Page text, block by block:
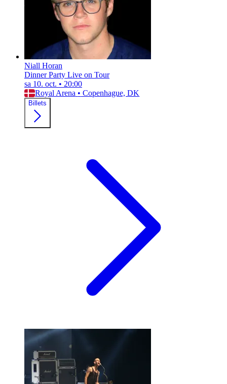
Niall Horan
Dinner Party Live on Tour
sa 10. oct. • 20:00
Royal Arena • Copenhague, DK
Billets